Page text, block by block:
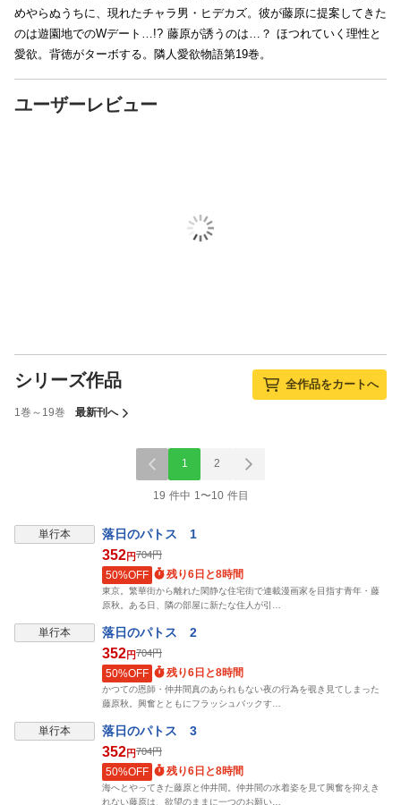
めやらぬうちに、現れたチャラ男・ヒデカズ。彼が藤原に提案してきた
のは遊園地でのWデート…!? 藤原が誘うのは…？ ほつれていく理性と
愛欲。背徳がターボする。隣人愛欲物語第19巻。
ユーザーレビュー
シリーズ作品 全作品をカートへ
1巻～19巻 最新刊へ
1 2
19 件中 1〜10 件目
単行本 落日のパトス 1
352円704円
50%OFF 残り6日と8時間
東京。繁華街から離れた閑静な住宅街で連載漫画家を目指す青年・藤
原秋。ある日、隣の部屋に新たな住人が引…
単行本 落日のパトス 2
352円704円
50%OFF 残り6日と8時間
かつての恩師・仲井間真のあられもない夜の行為を覗き見てしまった
藤原秋。興奮とともにフラッシュバックす…
単行本 落日のパトス 3
352円704円
50%OFF 残り6日と8時間
海へとやってきた藤原と仲井間。仲井間の水着姿を見て興奮を抑えき
れない藤原は、欲望のままに一つのお願い…